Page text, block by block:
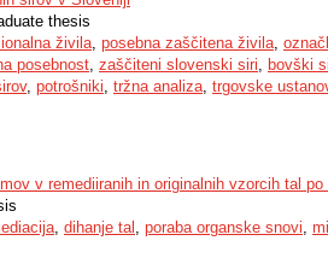
thesis
živila, posebna zaščitena živila,
posebnost, zaščiteni slovenski siri, bovški
, potrošniki, tržna analiza, trgovske
v remediiranih in originalnih vzorcih tal
, dihanje tal , poraba organske snovi,